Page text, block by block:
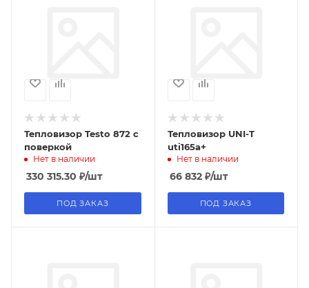
Тепловизор Testo 872 с
поверкой
Нет в наличии
330 315.30 ₽/шт
ПОД ЗАКАЗ
Тепловизор UNI-T
uti165a+
Нет в наличии
66 832₽/шт
ПОД ЗАКАЗ